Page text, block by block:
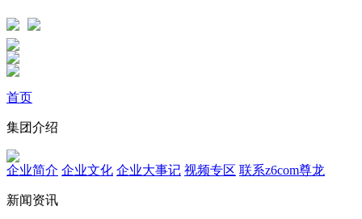
首页
集团介绍
企业简介 企业文化 企业⼤事记 视频专区 联系z6com尊龙
新闻资讯